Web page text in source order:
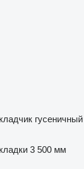
гусеничный
3 500 мм